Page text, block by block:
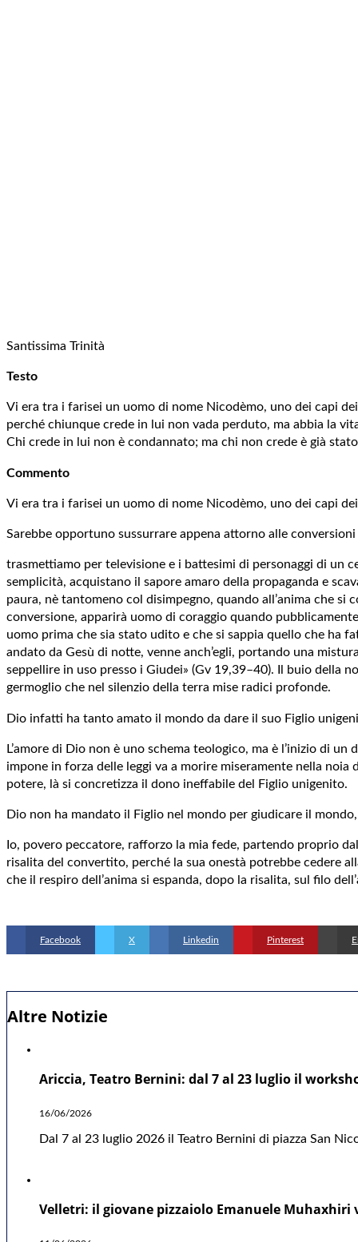
Altre Notizie
Ariccia, Teatro Bernini: dal 7 al 23 luglio il
16/06/2026
Dal 7 al 23 luglio 2026 il Teatro Bernini di piazza San
Velletri: il giovane pizzaiolo Emanuele Muhaxhiri
Santissima Trinità
Testo
Vi era tra i farisei un uomo di nome Nicodèmo, uno dei capi
perché chiunque crede in lui non vada perduto, ma abbia la
Chi crede in lui non è condannato; ma chi non crede è già
Commento
Vi era tra i farisei un uomo di nome Nicodèmo, uno dei capi
Sarebbe opportuno sussurrare appena attorno alle
trasmettiamo per televisione e i battesimi di personaggi di un
semplicità, acquistano il sapore amaro della propaganda e
paura, nè tantomeno col disimpegno, quando all’anima che
conversione, apparirà uomo di coraggio quando
uomo prima che sia stato udito e che si sappia quello che ha
andato da Gesù di notte, venne anch’egli, portando una
seppellire in uso presso i Giudei» (Gv 19,39–40). Il buio della
germoglio che nel silenzio della terra mise radici profonde.
Dio infatti ha tanto amato il mondo da dare il suo Figlio
L’amore di Dio non è uno schema teologico, ma è l’inizio di
impone in forza delle leggi va a morire miseramente nella
potere, là si concretizza il dono ineffabile del Figlio unigenito.
Dio non ha mandato il Figlio nel mondo per giudicare il
Io, povero peccatore, rafforzo la mia fede, partendo proprio
risalita del convertito, perché la sua onestà potrebbe cedere
che il respiro dell’anima si espanda, dopo la risalita, sul filo
Facebook X Linkedin Pinterest